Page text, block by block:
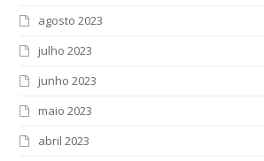
agosto 2023
julho 2023
junho 2023
maio 2023
abril 2023